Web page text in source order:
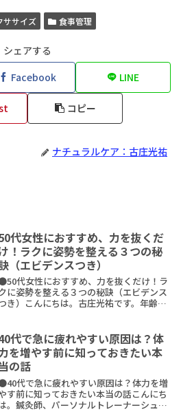
ササイズ 食事管理
シェアする
Facebook LINE
コピー
ナチュラルケア：古庄光祐
代女性におすすめ、力を抜くだ
！ラクに姿勢を整える３つの秘
（エビデンスつき）
代女性におすすめ、力を抜くだけ！ラ
に姿勢を整える３つの秘訣（エビデンス
き）こんにちは。古庄光祐です。年齢を
には、ちょっとしたコツがあるんです。
のコツをReadMore
代で急に疲れやすい原因は？体
を増やす前に知っておきたい本
の話
代で急に疲れやすい原因は？体力を増
す前に知っておきたい本当の話こんにち
。鍼灸師、パーソナルトレーナーシュー